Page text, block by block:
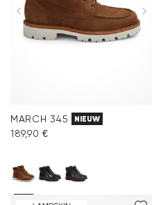
MARCH 345 NIEUW
189,90 €